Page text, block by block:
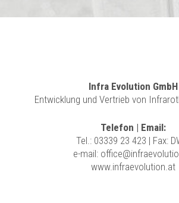
Infra Evolution GmbH
Entwicklung und Vertrieb von
Telefon | Email:
Tel.: 03339 23 423 | Fax:
e-mail:
www.infraevolution.at